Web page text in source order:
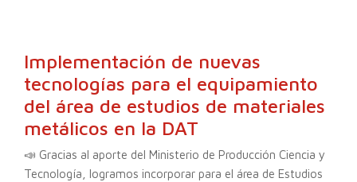
Implementación de nuevas
tecnologías para el equipamiento
del área de estudios de materiales
metálicos en la DAT
📣 Gracias al aporte del Ministerio de Producción Ciencia y
Tecnología, logramos incorporar para el área de Estudios